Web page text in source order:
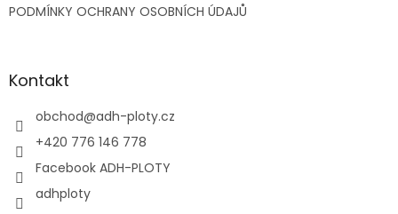
PODMÍNKY OCHRANY OSOBNÍCH ÚDAJŮ
Kontakt
obchod@adh-ploty.cz
+420 776 146 778
Facebook ADH-PLOTY
adhploty